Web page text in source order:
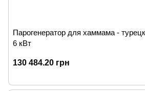
Парогенератор для хаммама -
6 кВт
130 484.20 грн